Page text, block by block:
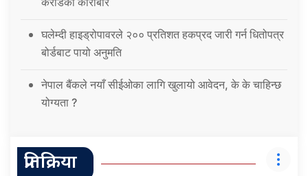
घलेम्दी हाइड्रोपावरले २०० प्रतिशत हकप्रद जारी गर्न धितोपत्र
बोर्डबाट पायो अनुमति
नेपाल बैंकले नयाँ सीईओका लागि खुलायो आवेदन, के के चाहिन्छ
योग्यता ?
प्रतिक्रिया